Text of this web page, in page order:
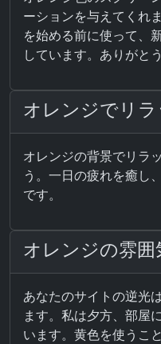
ーションを与えてくれ
を始める前に使って、
しています。ありがと
オレンジでリラ
オレンジの背景でリラ
う。一日の疲れを癒し
です。
オレンジの雰囲
あなたのサイトの逆光
ます。私は夕方、部屋
います。黄色を使うこ